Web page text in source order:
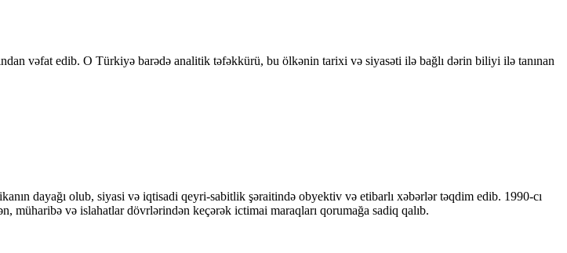
vəfat edib. O Türkiyə barədə analitik təfəkkürü, bu ölkənin tarixi və siyasəti ilə bağlı dərin biliyi ilə tanınan
dayağı olub, siyasi və iqtisadi qeyri-sabitlik şəraitində obyektiv və etibarlı xəbərlər təqdim edib. 1990-cı
və islahatlar dövrlərindən keçərək ictimai maraqları qorumağa sadiq qalıb.